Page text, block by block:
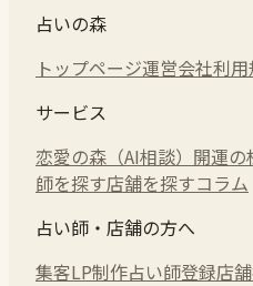
占いの森
トップページ運営会社利
サービス
恋愛の森（AI相談） 開運の
師を探す店舗を探すコラム
占い師・店舗の方へ
集客LP制作占い師登録店